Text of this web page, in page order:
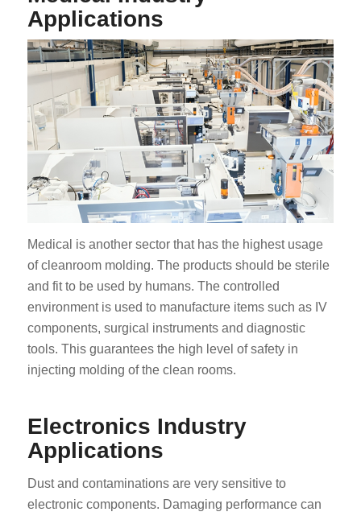
Applications
Medical is another sector that has the highest usage
of cleanroom molding. The products should be sterile
and fit to be used by humans. The controlled
environment is used to manufacture items such as IV
components, surgical instruments and diagnostic
tools. This guarantees the high level of safety in
injecting molding of the clean rooms.
Electronics Industry
Applications
Dust and contaminations are very sensitive to
electronic components. Damaging performance can